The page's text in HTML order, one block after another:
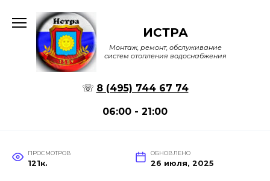
содержанию
ИСТРА
Монтаж, ремонт, обслуживание
систем отопления водоснабжения
☏ 8 (495) 744 67 74
06:00 - 21:00
ПРОСМОТРОВ
121к.
ОБНОВЛЕНО
26 июля, 2025